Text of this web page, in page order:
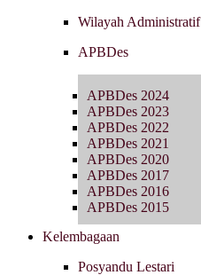
Wilayah Administratif
APBDes
APBDes 2024
APBDes 2023
APBDes 2022
APBDes 2021
APBDes 2020
APBDes 2017
APBDes 2016
APBDes 2015
Kelembagaan
Posyandu Lestari